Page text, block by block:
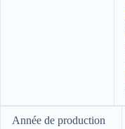
Année de production